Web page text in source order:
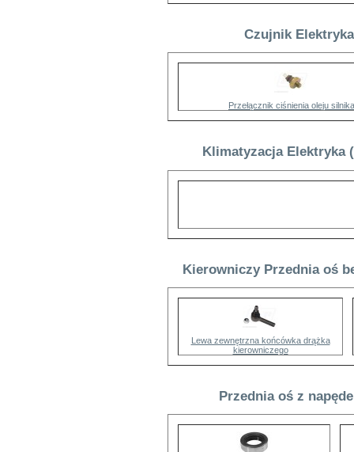
Czujnik
Przełącznik ciśnienia oleju silnika
Klimatyzacja Elektryka
Kierowniczy Przednia oś
Lewa zewnętrzna końcówka drążka
kierowniczego
Przednia oś z